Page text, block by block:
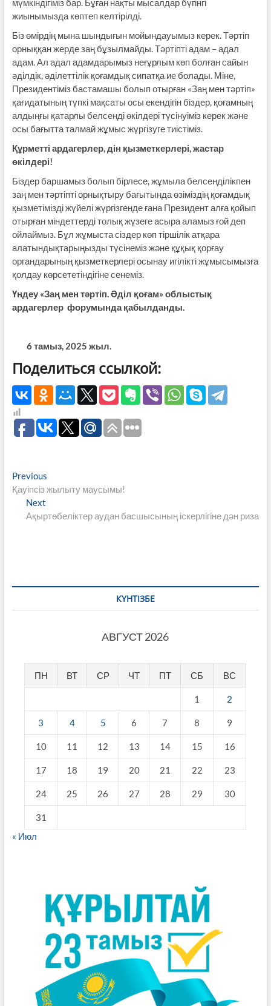
мүмкіндігіміз бар. Бұған нақты мысалдар бүгінгі
жиынымызда көптеп келтірілді.
Біз өмірдің мына шындығын мойындауымыз керек. Тәртіп
орныққан жерде заң бұзылмайды. Тәртіпті адам – адал
адам. Ал адал адамдарымыз неғұрлым көп болған сайын
әділдік, әділеттілік қоғамдық сипатқа ие болады. Міне,
Президентіміз бастамашы болып отырған «Заң мен тәртіп»
қағидатының түпкі мақсаты осы екендігін біздер, қоғамның
алдыңғы қатарлы белсенді өкілдері түсінуіміз керек және
осы бағытта талмай жұмыс жүргізуге тиістіміз.
Құрметті ардагерлер, дін қызметкерлері, жастар
өкілдері!
Біздер баршамыз болып бірлесе, жұмыла белсенділікпен
заң мен тәртіпті орнықтыру бағытында өзіміздің қоғамдық
қызметімізді жүйелі жүргізгенде ғана Президент алға қойып
отырған міндеттерді толық жүзеге асыра аламыз ғой деп
ойлаймыз. Бұл жұмыста сіздер көп тіршілік атқара
алатындықтарыңызды түсінеміз және құқық қорғау
органдарының қызметкерлері осынау игілікті жұмысымызға
қолдау көрсететіндігіне сенеміз.
Үндеу «Заң мен тәртіп. Әділ қоғам» облыстық
ардагерлер форумында қабылданды.
6 тамыз, 2025 жыл.
Поделиться ссылкой:
Навигация
по
записям
PreviousPrevious
post:
Қауіпсіз жылыту маусымы!
Next
post:
Ақыртөбеліктер аудан басшысының іскерлігіне дән риза
КҮНТІЗБЕ
АВГУСТ 2026
ПН ВТ СР ЧТ ПТ СБ ВС
1 2
3 4 5 6 7 8 9
10 11 12 13 14 15 16
17 18 19 20 21 22 23
24 25 26 27 28 29 30
31
« Июл